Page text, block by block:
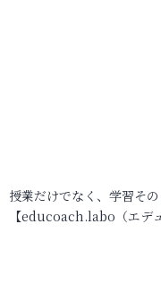
授業だけでなく、学習そ
【educoach.labo（エデ